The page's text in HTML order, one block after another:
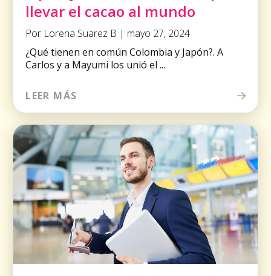
llevar el cacao al mundo
Por Lorena Suarez B | mayo 27, 2024
¿Qué tienen en común Colombia y Japón?. A
Carlos y a Mayumi los unió el ...
LEER MÁS